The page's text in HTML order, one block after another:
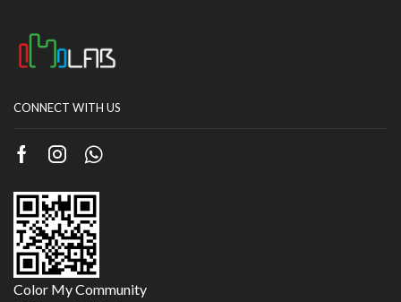
CONNECT WITH US
Color My Community